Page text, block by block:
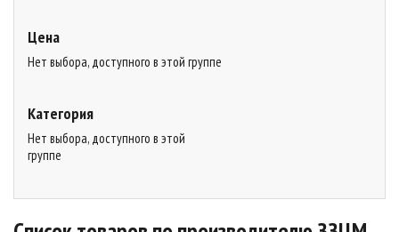
Цена
Нет выбора, доступного в этой группе
Категория
Нет выбора, доступного в этой
группе